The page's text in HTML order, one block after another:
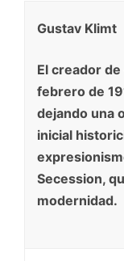
Gustav Klimt
El creador
febrero de
dejando una
inicial
Secession,
modernidad.